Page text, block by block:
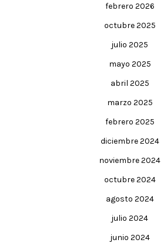
febrero 2026
octubre 2025
julio 2025
mayo 2025
abril 2025
marzo 2025
febrero 2025
diciembre 2024
noviembre 2024
octubre 2024
agosto 2024
julio 2024
junio 2024